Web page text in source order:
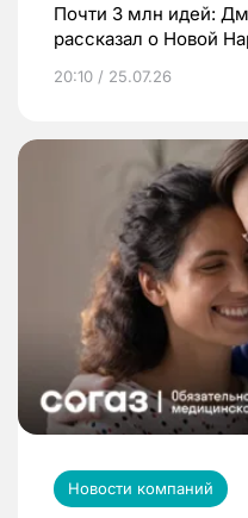
Почти 3 млн идей:
рассказал о Новой
20:10 / 25.07.26
Новости компаний